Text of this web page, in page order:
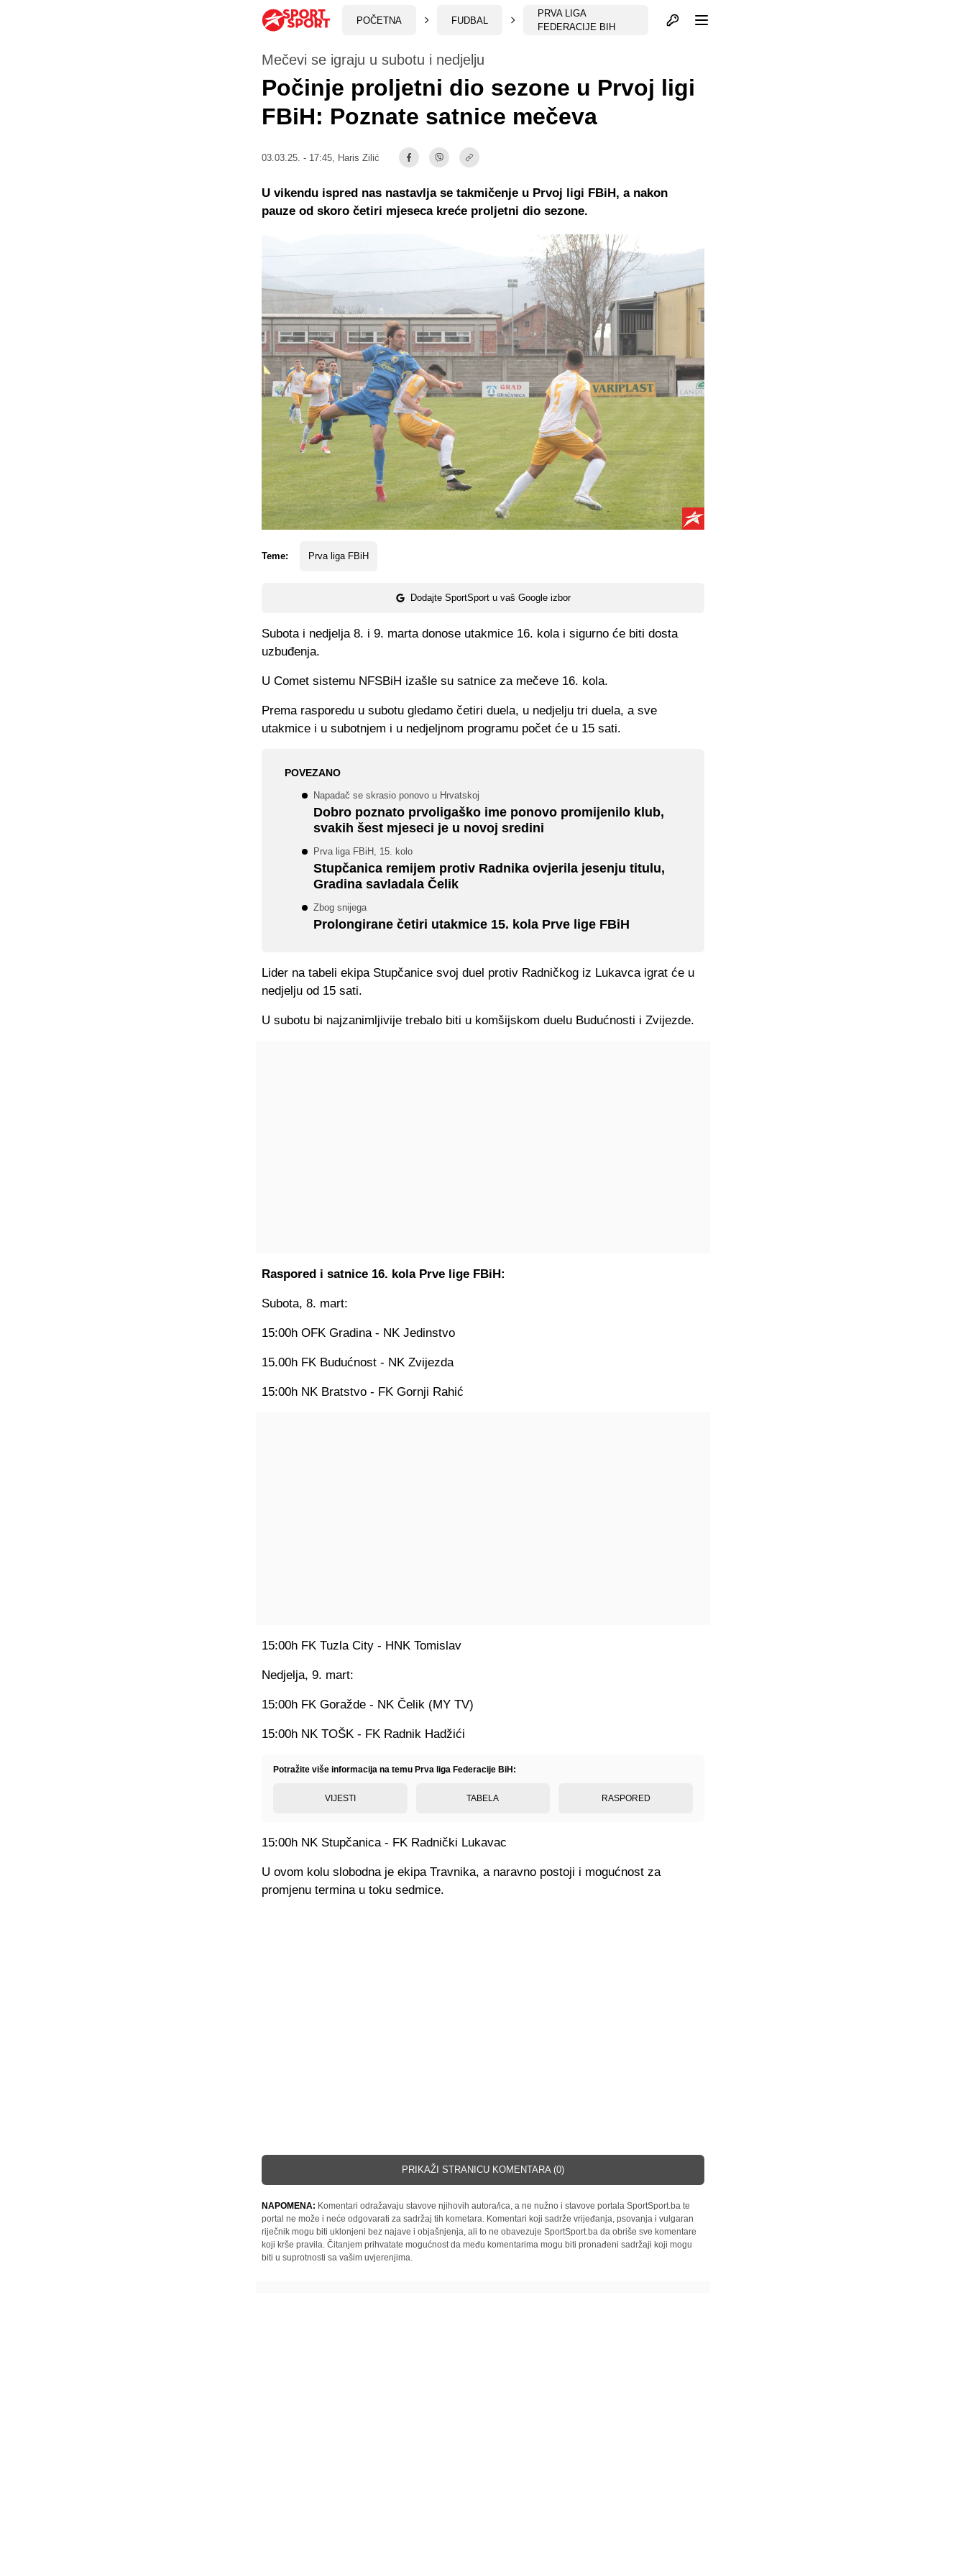
POČETNA FUDBAL
PRVA LIGA
FEDERACIJE BIH
Otvori profil
Mečevi se igraju u subotu i nedjelju
Počinje proljetni dio sezone u Prvoj ligi
FBiH: Poznate satnice mečeva
03.03.25. - 17:45, Haris Zilić
Teme: Prva liga FBiH
Dodajte SportSport u vaš Google izbor
U vikendu ispred nas nastavlja se takmičenje u Prvoj ligi FBiH, a nakon
pauze od skoro četiri mjeseca kreće proljetni dio sezone.
Subota i nedjelja 8. i 9. marta donose utakmice 16. kola i sigurno će biti dosta
uzbuđenja.
U Comet sistemu NFSBiH izašle su satnice za mečeve 16. kola.
Prema rasporedu u subotu gledamo četiri duela, u nedjelju tri duela, a sve
utakmice i u subotnjem i u nedjeljnom programu počet će u 15 sati.
POVEZANO
Napadač se skrasio ponovo u Hrvatskoj
Dobro poznato prvoligaško ime ponovo promijenilo klub,
svakih šest mjeseci je u novoj sredini
Prva liga FBiH, 15. kolo
Stupčanica remijem protiv Radnika ovjerila jesenju titulu,
Gradina savladala Čelik
Zbog snijega
Prolongirane četiri utakmice 15. kola Prve lige FBiH
Lider na tabeli ekipa Stupčanice svoj duel protiv Radničkog iz Lukavca igrat će u
nedjelju od 15 sati.
U subotu bi najzanimljivije trebalo biti u komšijskom duelu Budućnosti i Zvijezde.
Raspored i satnice 16. kola Prve lige FBiH:
Subota, 8. mart:
15:00h OFK Gradina - NK Jedinstvo
15.00h FK Budućnost - NK Zvijezda
15:00h NK Bratstvo - FK Gornji Rahić
15:00h FK Tuzla City - HNK Tomislav
Nedjelja, 9. mart:
15:00h FK Goražde - NK Čelik (MY TV)
15:00h NK TOŠK - FK Radnik Hadžići
Potražite više informacija na temu Prva liga Federacije BiH:
VIJESTI TABELA RASPORED
15:00h NK Stupčanica - FK Radnički Lukavac
U ovom kolu slobodna je ekipa Travnika, a naravno postoji i mogućnost za
promjenu termina u toku sedmice.
PRIKAŽI STRANICU KOMENTARA (0)
NAPOMENA: Komentari odražavaju stavove njihovih autora/ica, a ne nužno i stavove portala SportSport.ba te
portal ne može i neće odgovarati za sadržaj tih kometara. Komentari koji sadrže vrijeđanja, psovanja i vulgaran
riječnik mogu biti uklonjeni bez najave i objašnjenja, ali to ne obavezuje SportSport.ba da obriše sve komentare
koji krše pravila. Čitanjem prihvatate mogućnost da među komentarima mogu biti pronađeni sadržaji koji mogu
biti u suprotnosti sa vašim uvjerenjima.